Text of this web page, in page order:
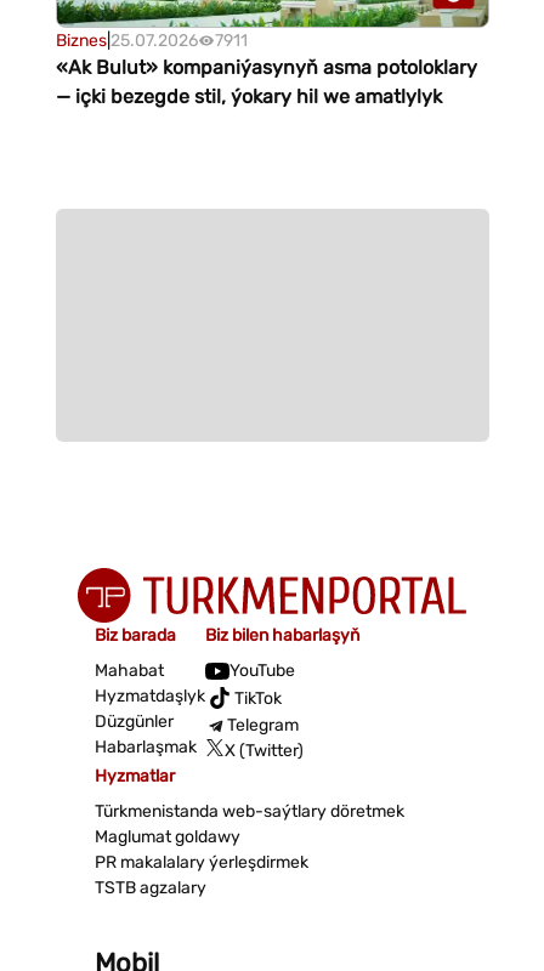
Biznes|25.07.2026 7911
«Ak Bulut» kompaniýasynyň asma potoloklary
— içki bezegde stil, ýokary hil we amatlylyk
Biz barada
Mahabat
Hyzmatdaşlyk
Düzgünler
Habarlaşmak
Biz bilen habarlaşyň
YouTube
TikTok
Telegram
X (Twitter)
Hyzmatlar
Türkmenistanda web-saýtlary döretmek
Maglumat goldawy
PR makalalary ýerleşdirmek
TSTB agzalary
Mobil